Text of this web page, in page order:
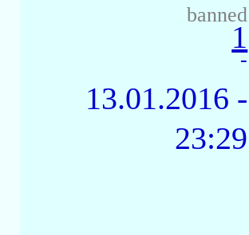
banned
1
-
13.01.2016 -
23:29